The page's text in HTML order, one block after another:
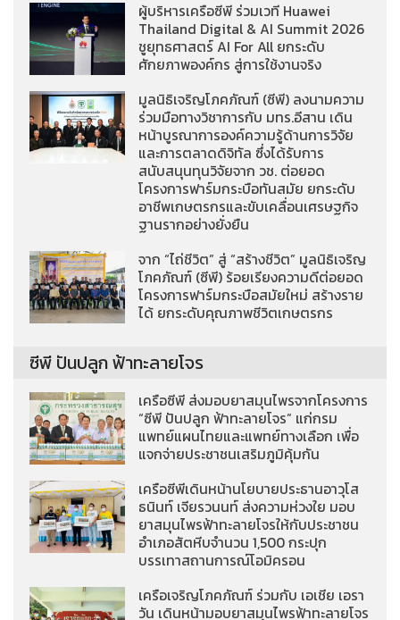
ผู้บริหารเครือซีพี ร่วมเวที Huawei
Thailand Digital & AI Summit 2026
ชูยุทธศาสตร์ AI For All ยกระดับ
ศักยภาพองค์กร สู่การใช้งานจริง
มูลนิธิเจริญโภคภัณฑ์ (ซีพี) ลงนามความ
ร่วมมือทางวิชาการกับ มทร.อีสาน เดิน
หน้าบูรณาการองค์ความรู้ด้านการวิจัย
และการตลาดดิจิทัล ซึ่งได้รับการ
สนับสนุนทุนวิจัยจาก วช. ต่อยอด
โครงการฟาร์มกระบือทันสมัย ยกระดับ
อาชีพเกษตรกรและขับเคลื่อนเศรษฐกิจ
ฐานรากอย่างยั่งยืน
จาก “ไถ่ชีวิต” สู่ “สร้างชีวิต” มูลนิธิเจริญ
โภคภัณฑ์ (ซีพี) ร้อยเรียงความดีต่อยอด
โครงการฟาร์มกระบือสมัยใหม่ สร้างราย
ได้ ยกระดับคุณภาพชีวิตเกษตรกร
ซีพี ปันปลูก ฟ้าทะลายโจร
เครือซีพี ส่งมอบยาสมุนไพรจากโครงการ
“ซีพี ปันปลูก ฟ้าทะลายโจร” แก่กรม
แพทย์แผนไทยและแพทย์ทางเลือก เพื่อ
แจกจ่ายประชาชนเสริมภูมิคุ้มกัน
เครือซีพีเดินหน้านโยบายประธานอาวุโส
ธนินท์ เจียรวนนท์ ส่งความห่วงใย มอบ
ยาสมุนไพรฟ้าทะลายโจรให้กับประชาชน
อำเภอสัตหีบจำนวน 1,500 กระปุก
บรรเทาสถานการณ์โอมิครอน
เครือเจริญโภคภัณฑ์ ร่วมกับ เอเชีย เอรา
วัน เดินหน้ามอบยาสมุนไพรฟ้าทะลายโจร